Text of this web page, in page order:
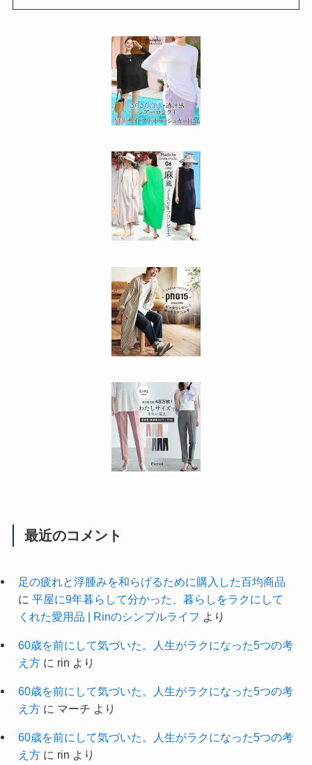
最近のコメント
足の疲れと浮腫みを和らげるために購入した百均商品
に 平屋に9年暮らして分かった、暮らしをラクにして
くれた愛用品 | Rinのシンプルライフ より
60歳を前にして気づいた。人生がラクになった5つの考
え方に rin より
60歳を前にして気づいた。人生がラクになった5つの考
え方に マーチ より
60歳を前にして気づいた。人生がラクになった5つの考
え方に rin より